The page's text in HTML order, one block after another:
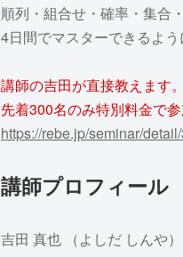
順列・組合せ・確率・集合
4日間でマスターできるよ
講師の吉田が直接教えます。
先着300名のみ特別料金で
https://rebe.jp/seminar/
講師プロフィール
吉田 真也 （よしだ しんや）